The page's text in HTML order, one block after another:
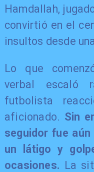
Hamdallah,
convirtió en el
insultos desde
​Lo que
verbal escaló
futbolista
aficionado. Sin
seguidor fue
un látigo y
ocasiones. La